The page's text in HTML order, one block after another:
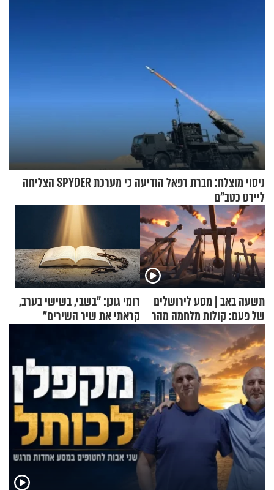
ניסוי מוצלח: חברת רפאל הודיעה כי מערכת SPYDER הצליחה
ליירט כטב"ם
תשעה באב | מסע לירושלים
של פעם: קולות מלחמה מהר
הזיתים
רומי גונן: "בשבי, בשישי בערב,
קראתי את שיר השירים"